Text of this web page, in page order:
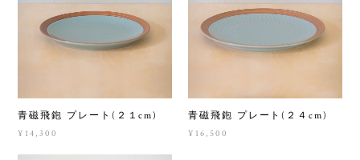
青磁飛鉋 プレート(２１cm)
¥14,300
青磁飛鉋 プレート(２４cm)
¥16,500